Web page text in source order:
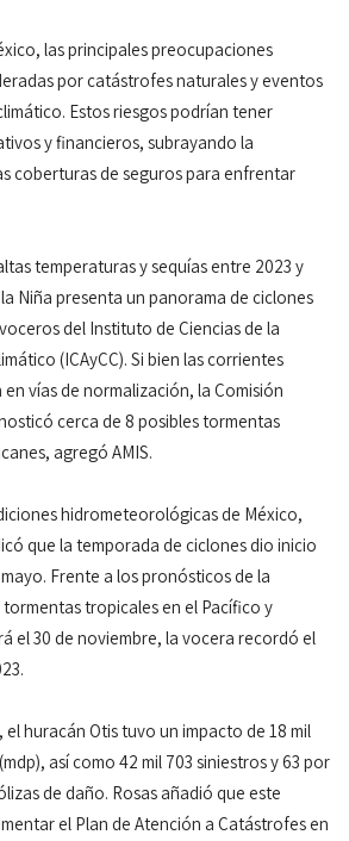
las principales preocupaciones
por catástrofes naturales y eventos
Estos riesgos podrían tener
y financieros, subrayando la
coberturas de seguros para enfrentar
temperaturas y sequías entre 2023 y
Niña presenta un panorama de ciclones
del Instituto de Ciencias de la
(ICAyCC). Si bien las corrientes
vías de normalización, la Comisión
cerca de 8 posibles tormentas
agregó AMIS.
hidrometeorológicas de México,
que la temporada de ciclones dio inicio
Frente a los pronósticos de la
tropicales en el Pacífico y
el 30 de noviembre, la vocera recordó el
el huracán Otis tuvo un impacto de 18 mil
así como 42 mil 703 siniestros y 63 por
de daño. Rosas añadió que este
el Plan de Atención a Catástrofes en